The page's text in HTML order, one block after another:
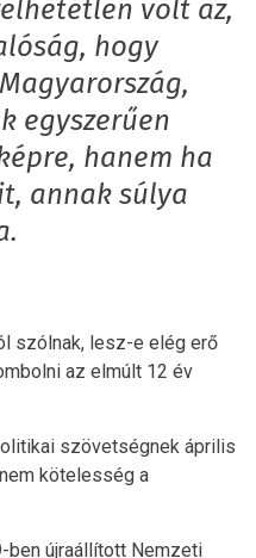
volt az,
hogy
egyszerűen
hanem ha
annak súlya
szólnak, lesz-e elég erő
az elmúlt 12 év
szövetségnek április
kötelesség a
ben újraállított Nemzeti